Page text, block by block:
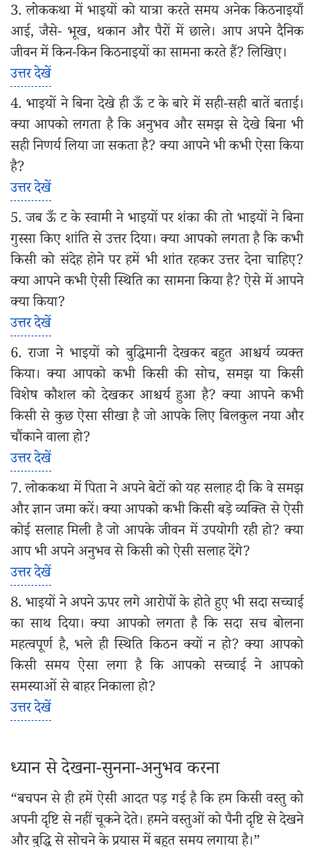
3. लोककथा में भाइयों को यात्रा करते समय अनेक किठनाइयाँ
आई, जैसे- भूख, थकान और पैरों में छाले। आप अपने दैनिक
जीवन में किन-किन किठनाइयों का सामना करते हैं? लिखिए।
उत्तर देखें
4. भाइयों ने बिना देखे ही ऊँ ट के बारे में सही-सही बातें बताई।
क्या आपको लगता है कि अनुभव और समझ से देखे बिना भी
सही निणर्य लिया जा सकता है? क्या आपने भी कभी ऐसा किया
है?
उत्तर देखें
5. जब ऊँ ट के स्वामी ने भाइयों पर शंका की तो भाइयों ने बिना
गुस्सा किए शांति से उत्तर दिया। क्या आपको लगता है कि कभी
किसी को संदेह होने पर हमें भी शांत रहकर उत्तर देना चाहिए?
क्या आपने कभी ऐसी स्थिति का सामना किया है? ऐसे में आपने
क्या किया?
उत्तर देखें
6. राजा ने भाइयों को बुद्धिमानी देखकर बहुत आश्चर्य व्यक्त
किया। क्या आपको कभी किसी की सोच, समझ या किसी
विशेष कौशल को देखकर आश्चर्य हुआ है? क्या आपने कभी
किसी से कुछ ऐसा सीखा है जो आपके लिए बिलकुल नया और
चौंकाने वाला हो?
उत्तर देखें
7. लोककथा में पिता ने अपने बेटों को यह सलाह दी कि वे समझ
और ज्ञान जमा करें। क्या आपको कभी किसी बड़े व्यक्ति से ऐसी
कोई सलाह मिली है जो आपके जीवन में उपयोगी रही हो? क्या
आप भी अपने अनुभव से किसी को ऐसी सलाह देंगे?
उत्तर देखें
8. भाइयों ने अपने ऊपर लगे आरोपों के होते हुए भी सदा सच्चाई
का साथ दिया। क्या आपको लगता है कि सदा सच बोलना
महत्वपूर्ण है, भले ही स्थिति किठन क्यों न हो? क्या आपको
किसी समय ऐसा लगा है कि आपको सच्चाई ने आपको
समस्याओं से बाहर निकाला हो?
उत्तर देखें
ध्यान से देखना-सुनना-अनुभव करना
“बचपन से ही हमें ऐसी आदत पड़ गई है कि हम किसी वस्तु को
अपनी दृष्टि से नहीं चूकने देते। हमने वस्तुओं को पैनी दृष्टि से देखने
और बुद्धि से सोचने के प्रयास में बहुत समय लगाया है।”